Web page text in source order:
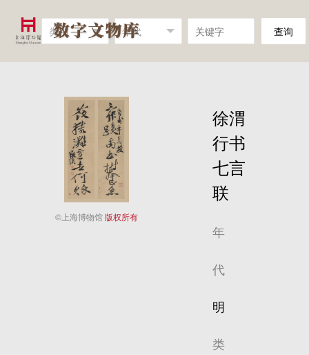
类别 年代 查询
©上海博物馆 版权所有
徐渭
行书
七言
联
年
代
明
类